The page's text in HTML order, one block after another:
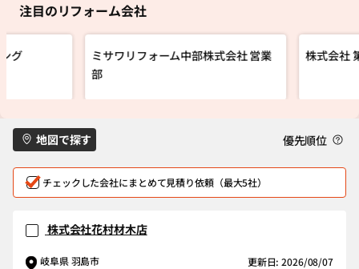
注目のリフォーム会社
グ
ミサワリフォーム中部株式会社 営業
部
株式会社
地図で探す 優先順位
チェックした会社にまとめて見積り依頼（最大5社）
株式会社花村材木店
岐阜県 羽島市 更新日: 2026/08/07